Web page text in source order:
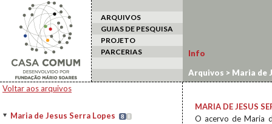
ARQUIVOS
GUIAS DE PESQUISA
PROJETO
PARCERIAS
Voltar aos arquivos
Maria de Jesus Serra Lopes 8 I
Info
Arquivos > Maria de
MARIA DE JESUS
O acervo de Maria